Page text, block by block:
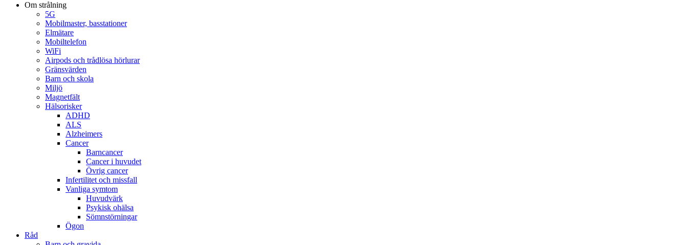
Om strålning
5G
Mobilmaster, basstationer
Elmätare
Mobiltelefon
WiFi
Airpods och trådlösa hörlurar
Gränsvärden
Barn och skola
Miljö
Magnetfält
Hälsorisker
ADHD
ALS
Alzheimers
Cancer
Barncancer
Cancer i huvudet
Övrig cancer
Infertilitet och missfall
Vanliga symtom
Huvudvärk
Psykisk ohälsa
Sömnstörningar
Ögon
Råd